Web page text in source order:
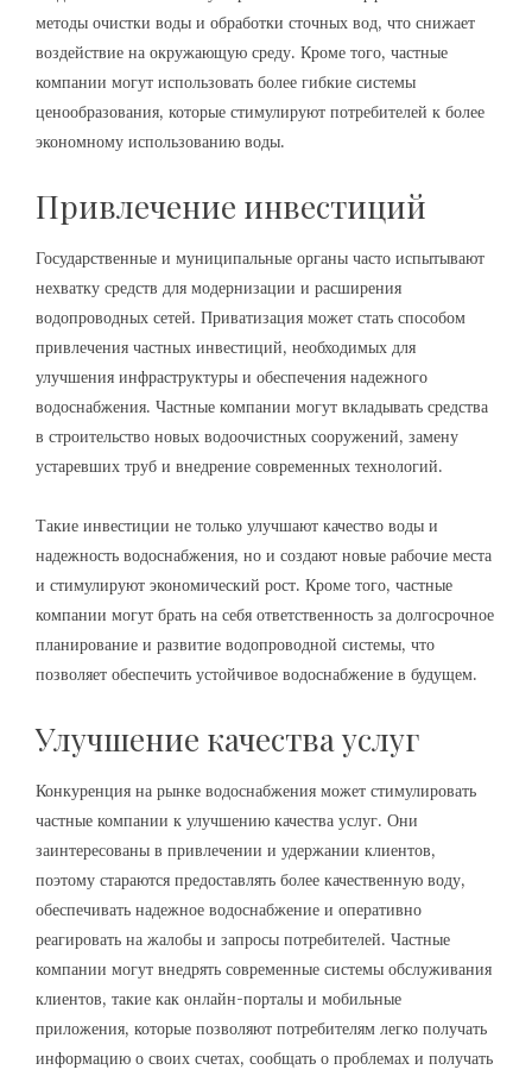
методы очистки воды и обработки сточных вод, что снижает
воздействие на окружающую среду. Кроме того, частные
компании могут использовать более гибкие системы
ценообразования, которые стимулируют потребителей к более
экономному использованию воды.
Привлечение инвестиций
Государственные и муниципальные органы часто испытывают
нехватку средств для модернизации и расширения
водопроводных сетей. Приватизация может стать способом
привлечения частных инвестиций, необходимых для
улучшения инфраструктуры и обеспечения надежного
водоснабжения. Частные компании могут вкладывать средства
в строительство новых водоочистных сооружений, замену
устаревших труб и внедрение современных технологий.
Такие инвестиции не только улучшают качество воды и
надежность водоснабжения, но и создают новые рабочие места
и стимулируют экономический рост. Кроме того, частные
компании могут брать на себя ответственность за долгосрочное
планирование и развитие водопроводной системы, что
позволяет обеспечить устойчивое водоснабжение в будущем.
Улучшение качества услуг
Конкуренция на рынке водоснабжения может стимулировать
частные компании к улучшению качества услуг. Они
заинтересованы в привлечении и удержании клиентов,
поэтому стараются предоставлять более качественную воду,
обеспечивать надежное водоснабжение и оперативно
реагировать на жалобы и запросы потребителей. Частные
компании могут внедрять современные системы обслуживания
клиентов, такие как онлайн-порталы и мобильные
приложения, которые позволяют потребителям легко получать
информацию о своих счетах, сообщать о проблемах и получать